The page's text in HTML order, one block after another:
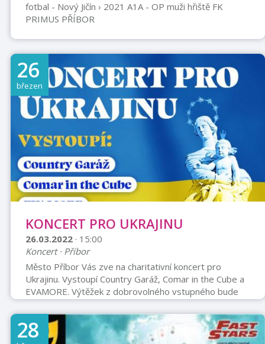
fotbal - Nový Jičín › 2021 A1A - OP muži hřiště FK
PRIMUS PŘÍBOR
26
březen
KONCERT PRO UKRAJINU
26.03.2022 · 15:00
Koncert · Příbor
Město Příbor Vás zve na charitativní koncert pro
Ukrajinu. Vystoupí Country Garáž, Comar in the Cube a
EVAMORE. Výtěžek z dobrovolného vstupného bude
věnován na zakoupení potřebných věcí nad rámec
potřeb materiální sbírky. Městský park v Příboře
Začátek v 15 hodin
28